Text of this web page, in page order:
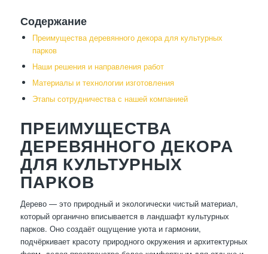
Содержание
Преимущества деревянного декора для культурных
парков
Наши решения и направления работ
Материалы и технологии изготовления
Этапы сотрудничества с нашей компанией
ПРЕИМУЩЕСТВА
ДЕРЕВЯННОГО ДЕКОРА
ДЛЯ КУЛЬТУРНЫХ
ПАРКОВ
Дерево — это природный и экологически чистый материал,
который органично вписывается в ландшафт культурных
парков. Оно создаёт ощущение уюта и гармонии,
подчёркивает красоту природного окружения и архитектурных